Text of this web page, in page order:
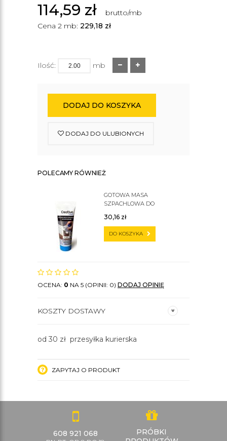
114,59 zł
brutto/mb
Cena 2 mb: 229,18 zł
Ilość: mb
DODAJ DO KOSZYKA
DODAJ DO ULUBIONYCH
POLECAMY RÓWNIEŻ
GOTOWA MASA
SZPACHLOWA DO
30,16 zł
DO KOSZYKA
OCENA: 0 NA 5 (OPINII: 0) DODAJ OPINIĘ
KOSZTY DOSTAWY
od 30 zł przesyłka kurierska
ZAPYTAJ O PRODUKT
608 921 068
PRÓBKI